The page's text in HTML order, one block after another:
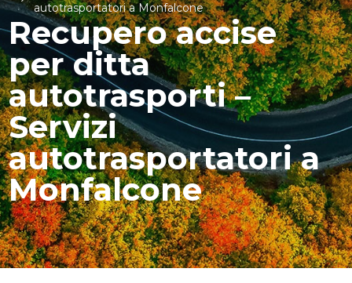
autotrasportatori a Monfalcone
Recupero accise
per ditta
autotrasporti –
Servizi
autotrasportatori a
Monfalcone